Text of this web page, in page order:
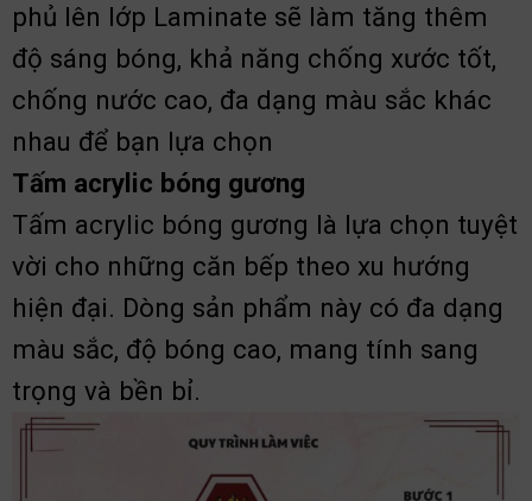
phủ lên lớp Laminate sẽ làm tăng thêm
độ sáng bóng, khả năng chống xước tốt,
chống nước cao, đa dạng màu sắc khác
nhau để bạn lựa chọn
Tấm acrylic bóng gương
Tấm acrylic bóng gương là lựa chọn tuyệt
vời cho những căn bếp theo xu hướng
hiện đại. Dòng sản phẩm này có đa dạng
màu sắc, độ bóng cao, mang tính sang
trọng và bền bỉ.